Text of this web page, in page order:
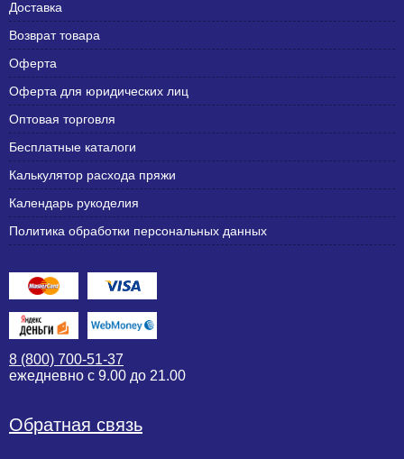
Доставка
Возврат товара
Оферта
Оферта для юридических лиц
Оптовая торговля
Бесплатные каталоги
Калькулятор расхода пряжи
Календарь рукоделия
Политика обработки персональных данных
8 (800) 700-51-37
ежедневно с 9.00 до 21.00
Обратная связь